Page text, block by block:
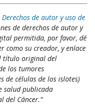
Derechos de autor y uso de
de derechos de autor y
permitida, por favor, dé
como su creador, y enlace
título original del
los tumores
de células de los islotes)
salud publicada
del Cáncer.”